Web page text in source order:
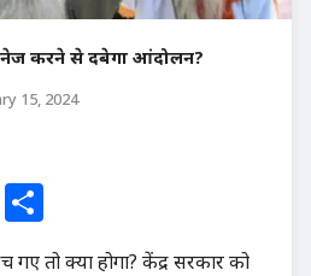
करने से दबेगा आंदोलन?
15, 2024
WhatsApp
तो क्या होगा? केंद्र सरकार को